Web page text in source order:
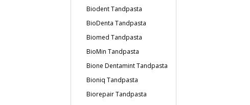
Biodent Tandpasta
BioDenta Tandpasta
Biomed Tandpasta
BioMin Tandpasta
Bione Dentamint Tandpasta
Bioniq Tandpasta
Biorepair Tandpasta